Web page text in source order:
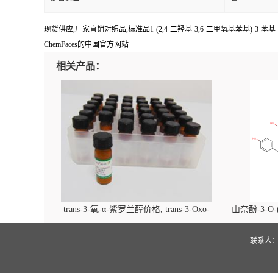
现货供应,厂家直销对照品,标准品1-(2,4-二羟基-3,6-二甲氧基苯基)-3-苯
ChemFaces的中国官方网站
相关产品：
trans-3-氧-α-紫罗兰醇价格, trans-3-Oxo-
alpha-ionol对照品, CAS号:896107-70-3
山奈酚-3-
beta-D-吡喃
(2',6'-di-
联系人